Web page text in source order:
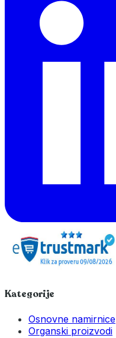
Kategorije
Osnovne namirnice
Organski proizvodi